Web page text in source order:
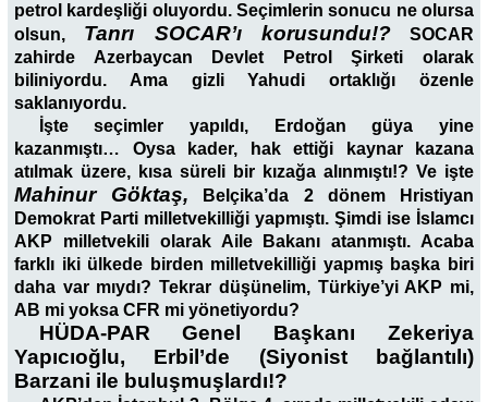
petrol kardeşliği oluyordu. Seçimlerin sonucu ne olursa
olsun, Tanrı SOCAR’ı korusundu!?SOCAR
zahirde Azerbaycan Devlet Petrol Şirketi olarak
biliniyordu. Ama gizli Yahudi ortaklığı özenle
saklanıyordu.
İşte seçimler yapıldı, Erdoğan güya yine
kazanmıştı… Oysa kader, hak ettiği kaynar kazana
atılmak üzere, kısa süreli bir kızağa alınmıştı!? Ve işte
Mahinur Göktaş, Belçika’da 2 dönem Hristiyan
Demokrat Parti milletvekilliği yapmıştı. Şimdi ise İslamcı
AKP milletvekili olarak Aile Bakanı atanmıştı. Acaba
farklı iki ülkede birden milletvekilliği yapmış başka biri
daha var mıydı? Tekrar düşünelim, Türkiye’yi AKP mi,
AB mi yoksa CFR mi yönetiyordu?
HÜDA-PAR Genel Başkanı Zekeriya
Yapıcıoğlu, Erbil’de (Siyonist bağlantılı)
Barzani ile buluşmuşlardı!?